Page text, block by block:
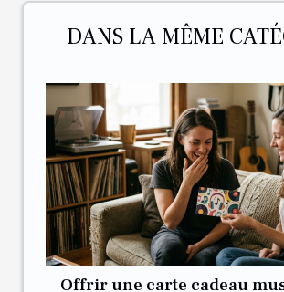
DANS LA MÊME
Offrir une carte cadeau